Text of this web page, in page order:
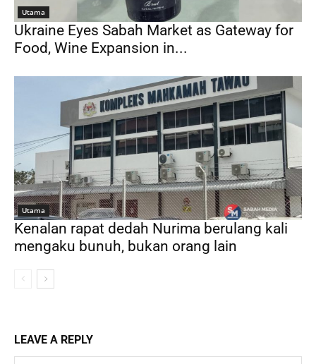
Utama
Ukraine Eyes Sabah Market as Gateway for
Food, Wine Expansion in...
Utama
Kenalan rapat dedah Nurima berulang kali
mengaku bunuh, bukan orang lain
LEAVE A REPLY